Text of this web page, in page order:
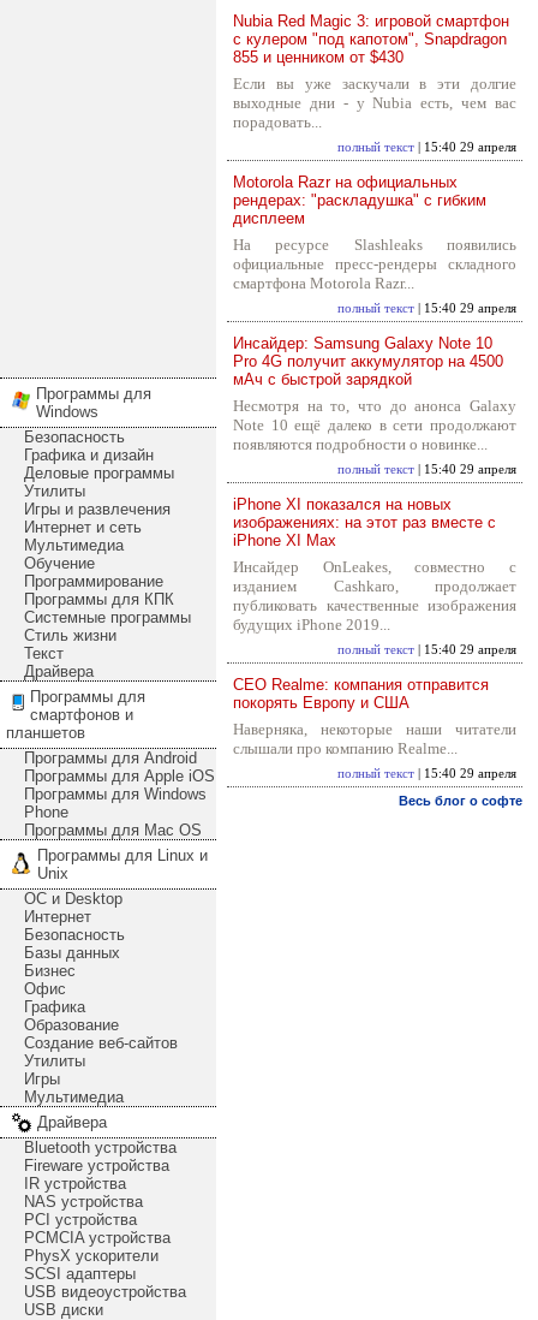
Программы для
Windows
Безопасность
Графика и дизайн
Деловые программы
Утилиты
Игры и развлечения
Интернет и сеть
Мультимедиа
Обучение
Программирование
Программы для КПК
Системные программы
Стиль жизни
Текст
Драйвера
Программы для
смартфонов и
планшетов
Программы для Android
Программы для Apple iOS
Программы для Windows
Phone
Программы для Mac OS
Программы для Linux и
Unix
ОС и Desktop
Интернет
Безопасность
Базы данных
Бизнес
Офис
Графика
Образование
Создание веб-сайтов
Утилиты
Игры
Мультимедиа
Драйвера
Bluetooth устройства
Fireware устройства
IR устройства
NAS устройства
PCI устройства
PCMCIA устройства
PhysX ускорители
SCSI адаптеры
USB видеоустройства
USB диски
Nubia Red Magic 3: игровой смартфон
с кулером "под капотом", Snapdragon
855 и ценником от $430
Если вы уже заскучали в эти долгие
выходные дни - у Nubia есть, чем вас
порадовать...
полный текст | 15:40 29 апреля
Motorola Razr на официальных
рендерах: "раскладушка" с гибким
дисплеем
На ресурсе Slashleaks появились
официальные пресс-рендеры складного
смартфона Motorola Razr...
полный текст | 15:40 29 апреля
Инсайдер: Samsung Galaxy Note 10
Pro 4G получит аккумулятор на 4500
мАч с быстрой зарядкой
Несмотря на то, что до анонса Galaxy
Note 10 ещё далеко в сети продолжают
появляются подробности о новинке...
полный текст | 15:40 29 апреля
iPhone XI показался на новых
изображениях: на этот раз вместе с
iPhone XI Max
Инсайдер OnLeakes, совместно с
изданием Cashkaro, продолжает
публиковать качественные изображения
будущих iPhone 2019...
полный текст | 15:40 29 апреля
CEO Realme: компания отправится
покорять Европу и США
Наверняка, некоторые наши читатели
слышали про компанию Realme...
полный текст | 15:40 29 апреля
Весь блог о софте